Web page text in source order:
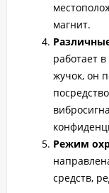
магнит.
работает
жучок, он
Режим
средств,